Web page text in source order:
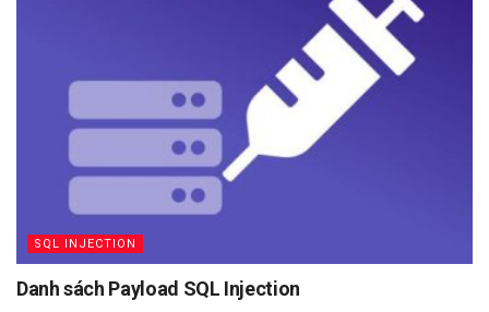
SQL INJECTION
Danh sách Payload SQL Injection